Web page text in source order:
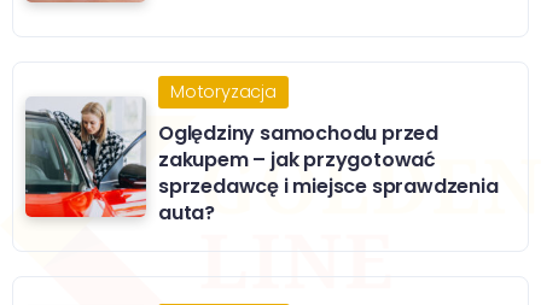
Motoryzacja
Oględziny samochodu przed
zakupem – jak przygotować
sprzedawcę i miejsce sprawdzenia
auta?